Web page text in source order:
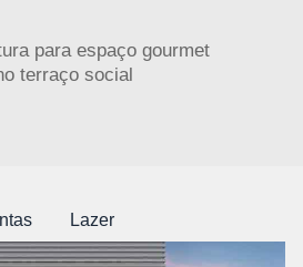
para espaço gourmet
terraço social
Lazer